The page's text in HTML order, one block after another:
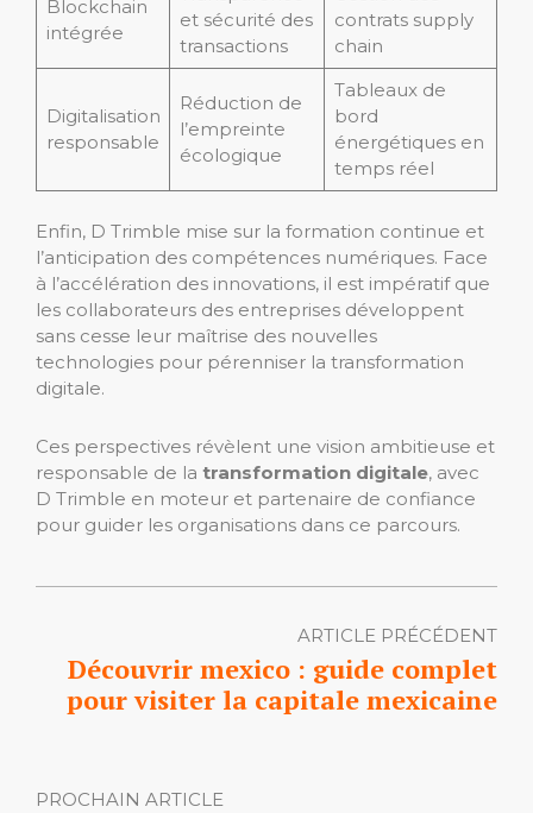
Blockchain
intégrée
et sécurité des
transactions
contrats supply
chain
Digitalisation
responsable
Réduction de
l’empreinte
écologique
Tableaux de
bord
énergétiques en
temps réel
Enfin, D Trimble mise sur la formation continue et
l’anticipation des compétences numériques. Face
à l’accélération des innovations, il est impératif que
les collaborateurs des entreprises développent
sans cesse leur maîtrise des nouvelles
technologies pour pérenniser la transformation
digitale.
Ces perspectives révèlent une vision ambitieuse et
responsable de la transformation digitale, avec
D Trimble en moteur et partenaire de confiance
pour guider les organisations dans ce parcours.
ARTICLE PRÉCÉDENT
Découvrir mexico : guide complet
pour visiter la capitale mexicaine
PROCHAIN ARTICLE